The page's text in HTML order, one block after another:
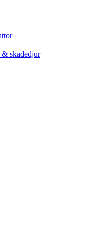
& skadedjur